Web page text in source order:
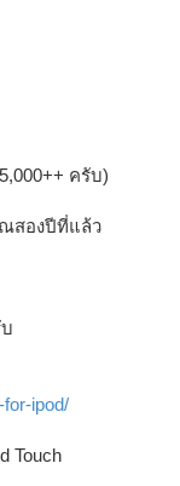
ครับ)
สองปีที่แล้ว
ipod/
Touch